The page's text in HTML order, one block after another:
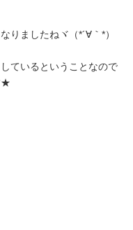
りましたねヾ（*´∀｀*）
ているということなので
★